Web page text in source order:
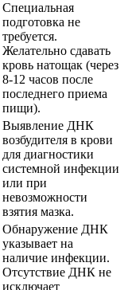
Специальная
подготовка не
требуется.
Желательно сдавать
кровь натощак (через
8-12 часов после
последнего приема
пищи).
Выявление ДНК
возбудителя в крови
для диагностики
системной инфекции
или при
невозможности
взятия мазка.
Обнаружение ДНК
указывает на
наличие инфекции.
Отсутствие ДНК не
исключает